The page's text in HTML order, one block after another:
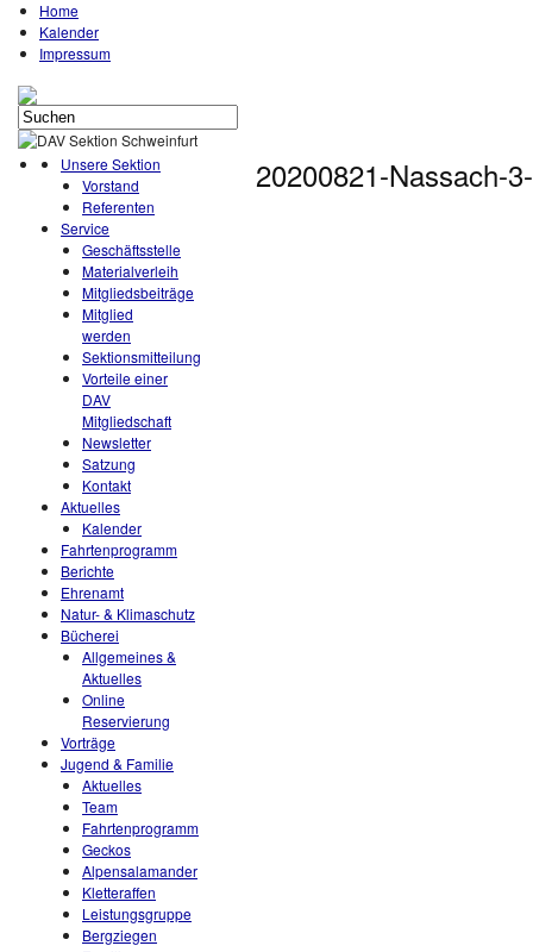
Home
Kalender
Impressum
Unsere Sektion
Vorstand
Referenten
Service
Geschäftsstelle
Materialverleih
Mitgliedsbeiträge
Mitglied
werden
Sektionsmitteilung
Vorteile einer
DAV
Mitgliedschaft
Newsletter
Satzung
Kontakt
Aktuelles
Kalender
Fahrtenprogramm
Berichte
Ehrenamt
Natur- & Klimaschutz
Bücherei
Allgemeines &
Aktuelles
Online
Reservierung
Vorträge
Jugend & Familie
Aktuelles
Team
Fahrtenprogramm
Geckos
Alpensalamander
Kletteraffen
Leistungsgruppe
Bergziegen
20200821-Nassach-